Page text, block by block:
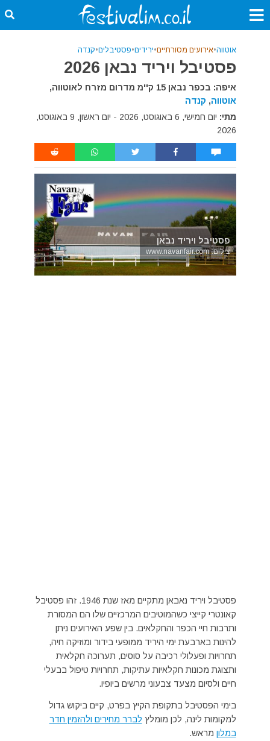
אוטווה•אירועים מסורתיים•ירידים•פסטיבלים•קנדה
פסטיבל ויריד נבאן 2026
איפה: בכפר נבאן 15 ק''מ מדרום מזרח לאוטווה,
אוטווה, קנדה
מתי:
יום חמישי, 6 באוגוסט, 2026 - יום ראשון, 9 באוגוסט,
2026
פסטיבל ויריד נבאן
צילום: www.navanfair.com
פסטיבל ויריד נאבאן מתקיים מאז שנת 1946. זהו פסטיבל
קאונטרי קייצי כשהמוטיבים המרכזיים שלו הם המסורת
ותרבות חיי הכפר והחקלאים. בין שפע האירועים ניתן
להינות בארבעת ימי היריד ממופעי בידור ומוזיקה חיה,
תחרויות ופעלולי רכיבה על סוסים, תערוכה חקלאית
ותצוגת מכונות חקלאיות עתיקות, תחרויות טיפול בבעלי
חיים ולסיום מצעד צבעוני מרשים ביופיו.
בימי הפסטיבל בתקופת הקיץ בפרט, קיים ביקוש גדול
למקומות לינה, לכן מומלץ לברר מחירים ולהזמין חדר
במלון מראש.